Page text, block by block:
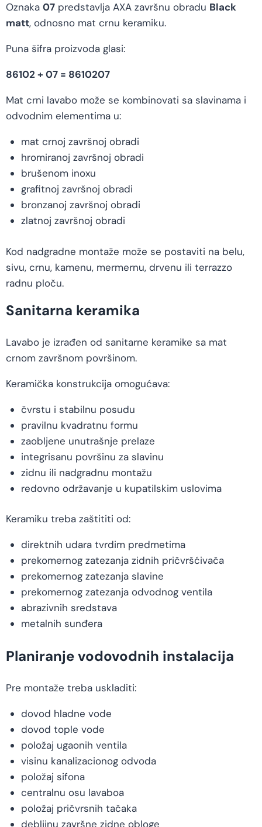
Oznaka 07 predstavlja AXA završnu obradu Black
matt, odnosno mat crnu keramiku.
Puna šifra proizvoda glasi:
86102 + 07 = 8610207
Mat crni lavabo može se kombinovati sa slavinama i
odvodnim elementima u:
mat crnoj završnoj obradi
hromiranoj završnoj obradi
brušenom inoxu
grafitnoj završnoj obradi
bronzanoj završnoj obradi
zlatnoj završnoj obradi
Kod nadgradne montaže može se postaviti na belu,
sivu, crnu, kamenu, mermernu, drvenu ili terrazzo
radnu ploču.
Sanitarna keramika
Lavabo je izrađen od sanitarne keramike sa mat
crnom završnom površinom.
Keramička konstrukcija omogućava:
čvrstu i stabilnu posudu
pravilnu kvadratnu formu
zaobljene unutrašnje prelaze
integrisanu površinu za slavinu
zidnu ili nadgradnu montažu
redovno održavanje u kupatilskim uslovima
Keramiku treba zaštititi od:
direktnih udara tvrdim predmetima
prekomernog zatezanja zidnih pričvršćivača
prekomernog zatezanja slavine
prekomernog zatezanja odvodnog ventila
abrazivnih sredstava
metalnih sunđera
Planiranje vodovodnih instalacija
Pre montaže treba uskladiti:
dovod hladne vode
dovod tople vode
položaj ugaonih ventila
visinu kanalizacionog odvoda
položaj sifona
centralnu osu lavaboa
položaj pričvrsnih tačaka
debljinu završne zidne obloge